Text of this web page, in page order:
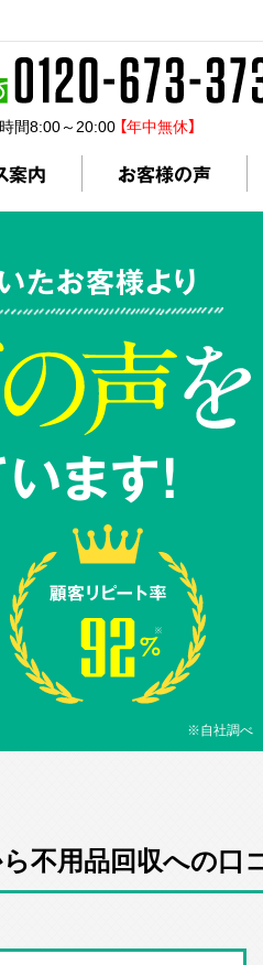
間8:00～20:00 【年中無休】
案内 お客様の声
たお客様より
ます!
※自社調べ
不用品回収への口